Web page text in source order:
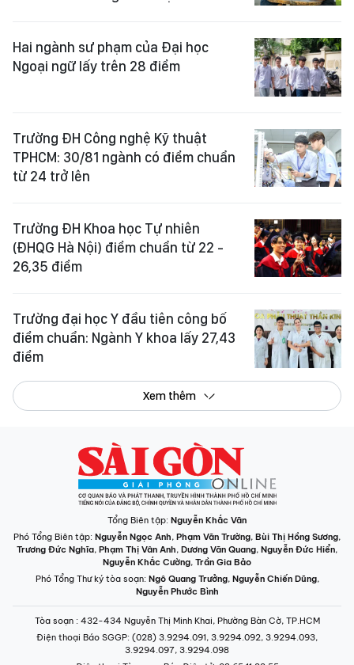
Hai ngành sư phạm của Đại học
Ngoại ngữ lấy trên 28 điểm
Trường ĐH Công nghệ Kỹ thuật
TPHCM: 30/81 ngành có điểm chuẩn
từ 24 trở lên
Trường ĐH Khoa học Tự nhiên
(ĐHQG Hà Nội) điểm chuẩn từ 22 -
26,35 điểm
Trường đại học Y đầu tiên công bố
điểm chuẩn: Ngành Y khoa lấy 27,43
điểm
Xem thêm
Tổng Biên tập: Nguyễn Khắc Văn
Phó Tổng Biên tập: Nguyễn Ngọc Anh, Phạm Văn Trường, Bùi Thị Hồng Sương,
Trương Đức Nghĩa, Phạm Thị Vân Anh, Dương Văn Quang, Nguyễn Đức Hiển,
Nguyễn Khắc Cường, Trần Gia Bảo
Phó Tổng Thư ký tòa soạn: Ngô Quang Trưởng, Nguyễn Chiến Dũng,
Nguyễn Phước Bình
Tòa soạn : 432-434 Nguyễn Thị Minh Khai, Phường Bàn Cờ, TP.HCM
Điện thoại Báo SGGP: (028) 3.9294.091, 3.9294.092, 3.9294.093,
3.9294.097, 3.9294.098